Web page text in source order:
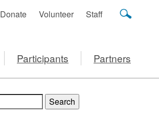
Donate Volunteer Staff
Participants Partners